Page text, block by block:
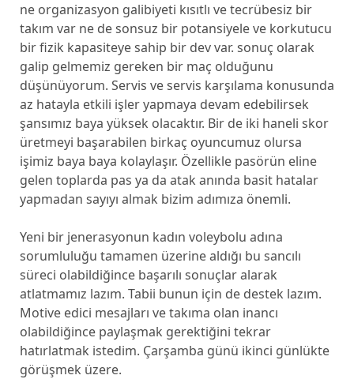
ne organizasyon galibiyeti kısıtlı ve tecrübesiz bir
takım var ne de sonsuz bir potansiyele ve korkutucu
bir fizik kapasiteye sahip bir dev var. sonuç olarak
galip gelmemiz gereken bir maç olduğunu
düşünüyorum. Servis ve servis karşılama konusunda
az hatayla etkili işler yapmaya devam edebilirsek
şansımız baya yüksek olacaktır. Bir de iki haneli skor
üretmeyi başarabilen birkaç oyuncumuz olursa
işimiz baya baya kolaylaşır. Özellikle pasörün eline
gelen toplarda pas ya da atak anında basit hatalar
yapmadan sayıyı almak bizim adımıza önemli.
Yeni bir jenerasyonun kadın voleybolu adına
sorumluluğu tamamen üzerine aldığı bu sancılı
süreci olabildiğince başarılı sonuçlar alarak
atlatmamız lazım. Tabii bunun için de destek lazım.
Motive edici mesajları ve takıma olan inancı
olabildiğince paylaşmak gerektiğini tekrar
hatırlatmak istedim. Çarşamba günü ikinci günlükte
görüşmek üzere.